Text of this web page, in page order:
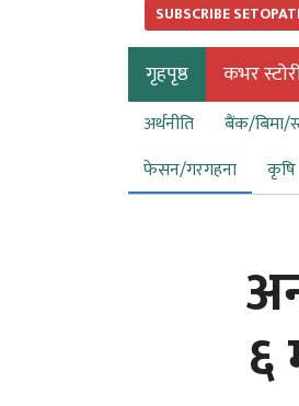
SUBSCRIBE SETOPATI
गृहपृष्ठ कभर
अर्थनीति बैंक/बिमा/
फेसन/गरगहना
कृषि
६